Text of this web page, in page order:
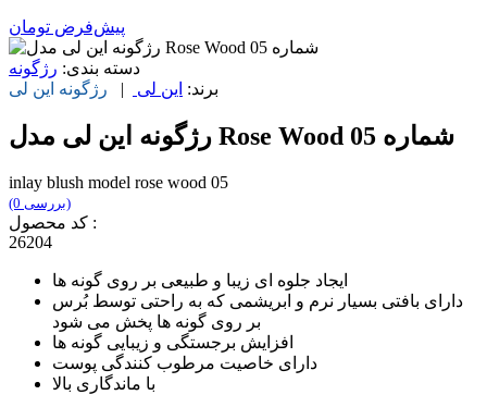
پیش‌فرض تومان
دسته بندی: رژگونه
برند: این لی | رژگونه این لی
رژگونه این لی مدل Rose Wood شماره 05
inlay blush model rose wood 05
(0 بررسی)
کد محصول :
26204
ایجاد جلوه ای زیبا و طبیعی بر روی گونه ها
دارای بافتی بسیار نرم و ابریشمی که به راحتی توسط بُرس
بر روی گونه ها پخش می شود
افزایش برجستگی و زیبایی گونه ها
دارای خاصیت مرطوب کنندگی پوست
با ماندگاری بالا